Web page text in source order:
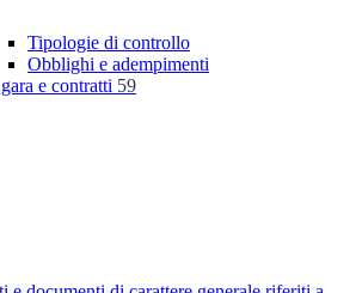
Tipologie di controllo
Obblighi e adempimenti
e contratti 59